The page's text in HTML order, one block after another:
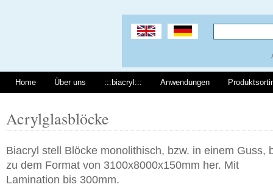
Home Über uns :::biacryl::: Anwendungen
Acrylglasblöcke
Biacryl stell Blöcke monolithisch, bzw. in einem Guss,
zu dem Format von 3100x8000x150mm her. Mit
Lamination bis 300mm.